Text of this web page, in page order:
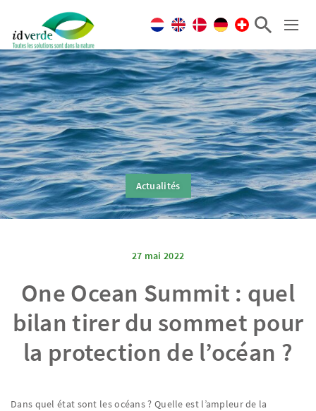
Actualités
27 mai 2022
One Ocean Summit : quel
bilan tirer du sommet pour
la protection de l’océan ?
Dans quel état sont les océans ? Quelle est l’ampleur de la